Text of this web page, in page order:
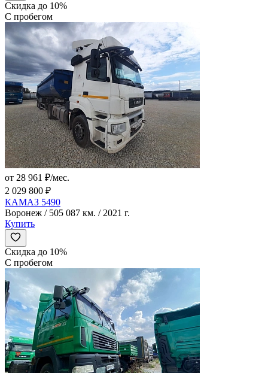
Скидка до 10%
С пробегом
от 28 961 ₽/мес.
2 029 800 ₽
КАМАЗ 5490
Воронеж / 505 087 км. / 2021 г.
Купить
Скидка до 10%
С пробегом